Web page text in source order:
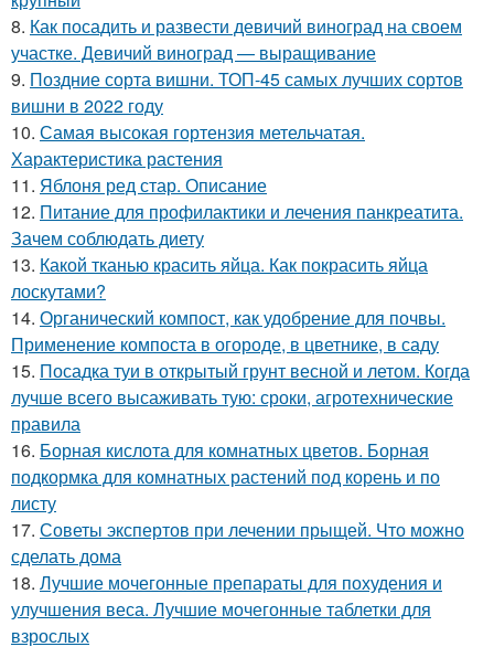
8. Как посадить и развести девичий виноград на своем
участке. Девичий виноград — выращивание
9. Поздние сорта вишни. ТОП-45 самых лучших сортов
вишни в 2022 году
10. Самая высокая гортензия метельчатая.
Характеристика растения
11. Яблоня ред стар. Описание
12. Питание для профилактики и лечения панкреатита.
Зачем соблюдать диету
13. Какой тканью красить яйца. Как покрасить яйца
лоскутами?
14. Органический компост, как удобрение для почвы.
Применение компоста в огороде, в цветнике, в саду
15. Посадка туи в открытый грунт весной и летом. Когда
лучше всего высаживать тую: сроки, агротехнические
правила
16. Борная кислота для комнатных цветов. Борная
подкормка для комнатных растений под корень и по
листу
17. Советы экспертов при лечении прыщей. Что можно
сделать дома
18. Лучшие мочегонные препараты для похудения и
улучшения веса. Лучшие мочегонные таблетки для
взрослых